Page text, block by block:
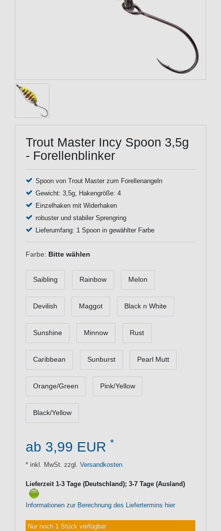
Trout Master Incy Spoon 3,5g
- Forellenblinker
Spoon von Trout Master zum Forellenangeln
Gewicht: 3,5g, Hakengröße: 4
Einzelhaken mit Widerhaken
robuster und stabiler Sprengring
Lieferumfang: 1 Spoon in gewählter Farbe
Farbe: Bitte wählen
Saibling Rainbow Melon
Devilish Maggot Black n White
Sunshine Minnow Rust
Caribbean Sunburst Pearl Mutt
Orange/Green Pink/Yellow
Black/Yellow
ab 3,99 EUR *
* inkl. MwSt. zzgl. Versandkosten
Lieferzeit 1-3 Tage (Deutschland); 3-7 Tage (Ausland)
Informationen zur Berechnung des Liefertermins hier
Nur noch 1 Stück verfügbar